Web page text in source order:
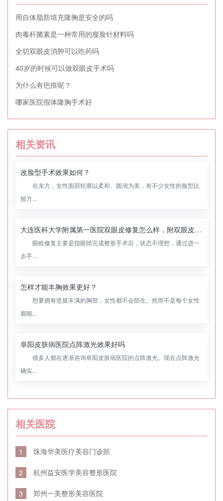
用自体脂肪填充隆胸是安全的吗
肉毒杆菌素是一种常用的瘦脸针材料吗
全切双眼皮消肿可以吃药吗
40岁的时候可以做双眼皮手术吗
为什么有疤痕呢？
哪家医院假体隆胸手术好
相关资讯
改脸型手术效果如何？
在东方，女性面部轮廓以柔和、圆润为美，有不少女性的脸型比
较方...
大连医科大学附属第一医院双眼皮修复怎么样，附双眼皮修复案例
眼睑修复主要是指眼睛完成整形手术后，状态不理想，通过进一
步手...
怎样才能丰胸效果更好？
想要拥有坚挺丰满的胸部，女性都不会陌生。然而不是每个女性
都能...
阜阳皮肤病医院点阵激光效果好吗
很多人都在逐渐咨询阜阳皮肤病医院的点阵激光。现在点阵激光
确实...
相关医院
1 珠海华美医疗美容门诊部
2 杭州益安医学美容整形医院
3 郑州一美整形美容医院